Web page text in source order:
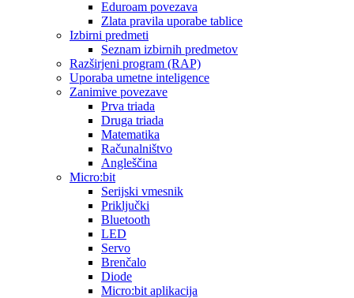
Eduroam povezava
Zlata pravila uporabe tablice
Izbirni predmeti
Seznam izbirnih predmetov
Razširjeni program (RAP)
Uporaba umetne inteligence
Zanimive povezave
Prva triada
Druga triada
Matematika
Računalništvo
Angleščina
Micro:bit
Serijski vmesnik
Priključki
Bluetooth
LED
Servo
Brenčalo
Diode
Micro:bit aplikacija